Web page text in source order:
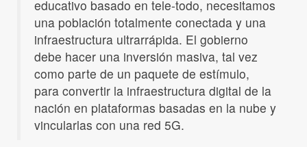
educativo basado en tele-todo, necesitamos
una población totalmente conectada y una
infraestructura ultrarrápida. El gobierno
debe hacer una inversión masiva, tal vez
como parte de un paquete de estímulo,
para convertir la infraestructura digital de la
nación en plataformas basadas en la nube y
vincularlas con una red 5G.